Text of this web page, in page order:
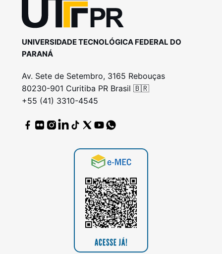
UNIVERSIDADE TECNOLÓGICA FEDERAL DO
PARANÁ
Av. Sete de Setembro, 3165 Rebouças
80230-901 Curitiba PR Brasil 🇧🇷
+55 (41) 3310-4545